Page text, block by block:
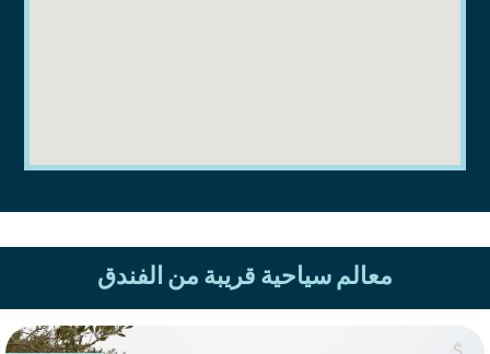
معالم سياحية قريبة من الفندق